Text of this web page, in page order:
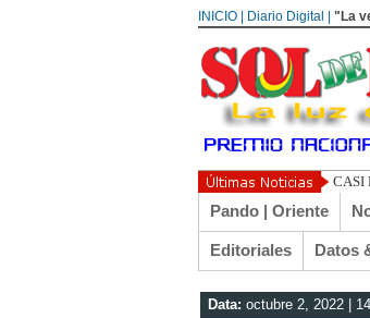
INICIO | Diario Digital | "La
UN
Pando | Oriente
Editoriales Datos
Data: octubre 2, 2022 |